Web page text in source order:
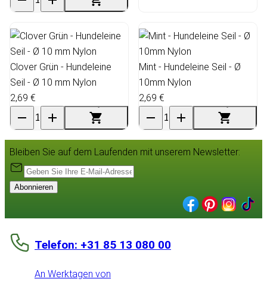
Clover Grün - Hundeleine
Seil - Ø 10 mm Nylon
2,69 €
Mint - Hundeleine Seil - Ø
10mm Nylon
2,69 €
Bleiben Sie auf dem Laufenden mit unserem Newsletter:
Abonnieren
Telefon: +31 85 13 080 00
An Werktagen von